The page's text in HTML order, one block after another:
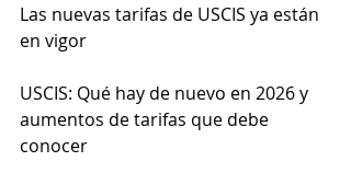
Las nuevas tarifas de USCIS ya están
en vigor
USCIS: Qué hay de nuevo en 2026 y
aumentos de tarifas que debe
conocer